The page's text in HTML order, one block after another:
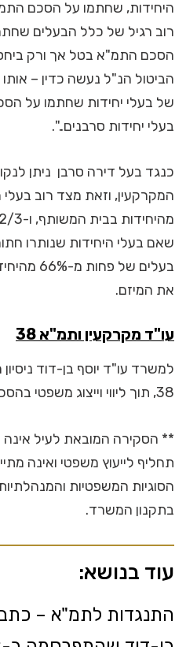
היחידות, שחתמו על הסכם
רוב רגיל של כלל הבעלים
הסכם התמ"א בטל אך ורק
הביטול הנ"ל נעשה כדין –
של בעלי יחידות שחתמו על
בעלי יחידות סרבנים..".
כנגד בעל דירה סרבן ניתן
שאם בעלי היחידות שנותרו
בעלים של
את המיזם.
עו"ד מקרקעין ותמ"א 38
למשרד עו"ד יוסף בן-דוד
38, תוך ליווי וייצוג משפטי בהסכמים והליכים משפטיים.
** הסקירה המובאת לעיל אינה
תחליף לייעוץ משפטי ואינה
הסוגיות המשפטיות
בתקנון המשרד.
עוד בנושא:
התנגדות לתמ"א –